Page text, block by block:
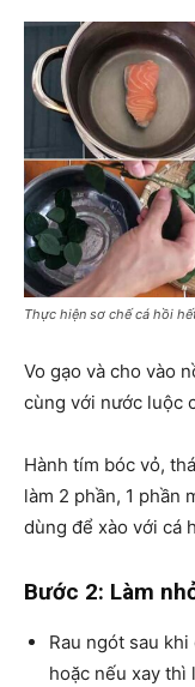
Thực hiện sơ chế cá hồi
Vo gạo và cho vào
cùng với nước luộc
Hành tím bóc vỏ,
làm 2 phần, 1 phần
dùng để xào với cá
Bước 2: Làm
Rau ngót sau
hoặc nếu xay thì